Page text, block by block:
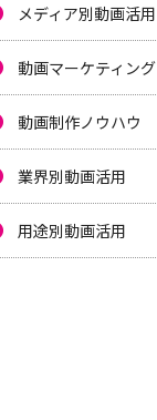
メディア別動画活用
動画マーケティング
動画制作ノウハウ
業界別動画活用
用途別動画活用